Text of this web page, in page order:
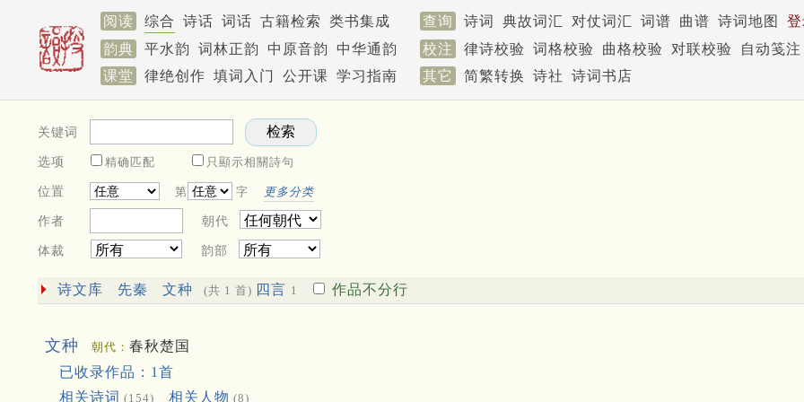
阅读 综合 诗话 词话 古籍检索 类书集成 查询 诗词 典故词汇 对仗词汇 词谱 曲谱 诗词地图
韵典
平水韵 词林正韵 中原音韵 中华通韵 校注 律诗校验 词格校验 曲格校验 对联校验
自动笺注
课堂
律绝创作 填词入门 公开课 学习指南 其它 简繁转换 诗社 诗词书店
关键词
选项 精确匹配 只顯示相關詩句
位置 第 字 更多分类
作者 朝代
体裁 韵部
诗文库 先秦 文种 (共 1 首) 四言 1 作品不分行
文种 朝代： 春秋楚国
已收录作品：1首
相关诗词 (154) 相关人物 (8)